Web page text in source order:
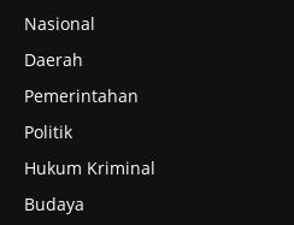
Nasional
Daerah
Pemerintahan
Politik
Hukum Kriminal
Budaya